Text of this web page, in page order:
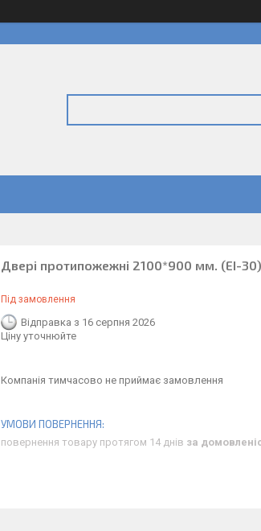
Двері протипожежні 2100*900 мм. (ЕІ-
Під замовлення
Відправка з 16 серпня 2026
Ціну уточнюйте
Компанія тимчасово не приймає замовлення
повернення товару протягом 14 днів за